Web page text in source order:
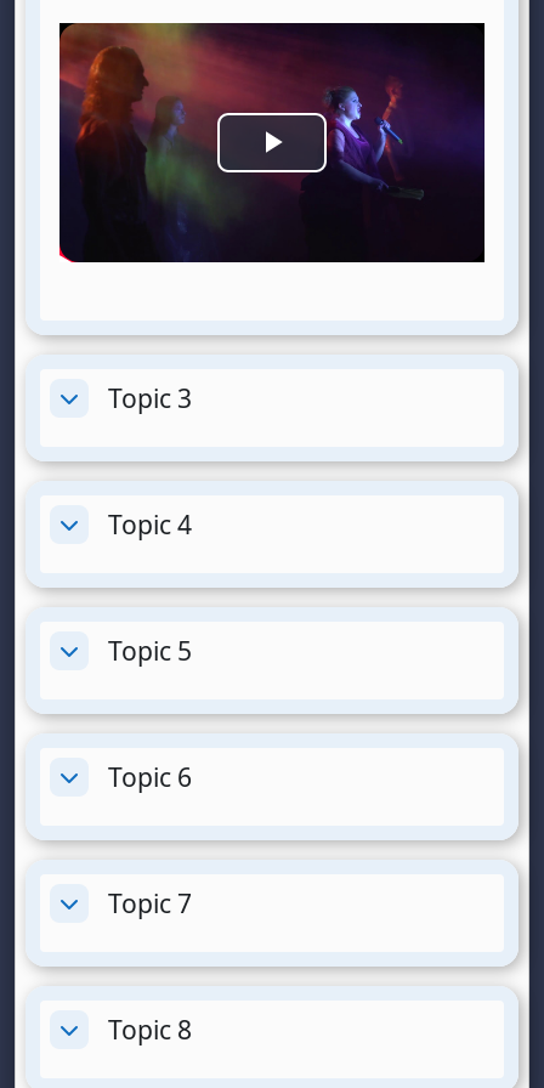
P
y
o
CollapseTopic 3
CollapseTopic 4
CollapseTopic 5
CollapseTopic 6
CollapseTopic 7
CollapseTopic 8